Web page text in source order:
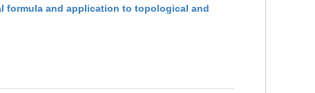
formula and application to topological and